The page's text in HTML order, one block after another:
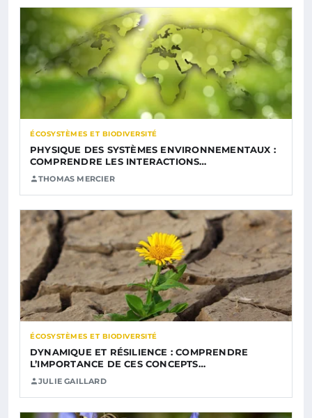
ÉCOSYSTÈMES ET BIODIVERSITÉ
PHYSIQUE DES SYSTÈMES ENVIRONNEMENTAUX :
COMPRENDRE LES INTERACTIONS…
THOMAS MERCIER
ÉCOSYSTÈMES ET BIODIVERSITÉ
DYNAMIQUE ET RÉSILIENCE : COMPRENDRE
L’IMPORTANCE DE CES CONCEPTS…
JULIE GAILLARD